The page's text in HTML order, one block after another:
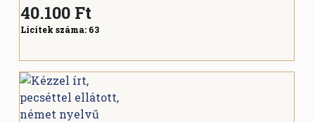
40.100 Ft
Licitek száma: 63